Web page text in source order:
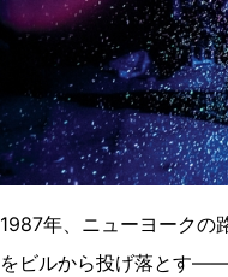
1987年、ニューヨークの
をビルから投げ落とす——